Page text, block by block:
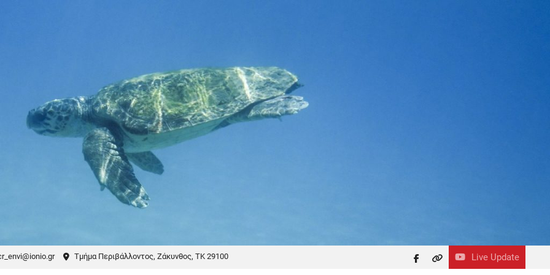
Τμήμα Περιβάλλοντος, Ζάκυνθος, ΤΚ 29100 Live Update
facebook
themefreesia